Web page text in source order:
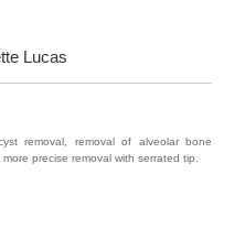
Lucas
removal, removal of alveolar bone
precise removal with serrated tip.